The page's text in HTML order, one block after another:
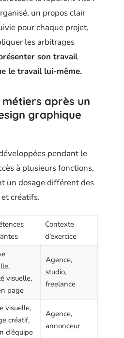
un propos clair
pour chaque projet,
les arbitrages
son travail
le travail lui-même.
métiers après un
graphique
pendant le
à plusieurs fonctions,
un dosage différent des
créatifs.
Contexte
d’exercice
visuelle,
page
Agence,
studio,
freelance
visuelle,
créatif,
d’équipe
Agence,
annonceur